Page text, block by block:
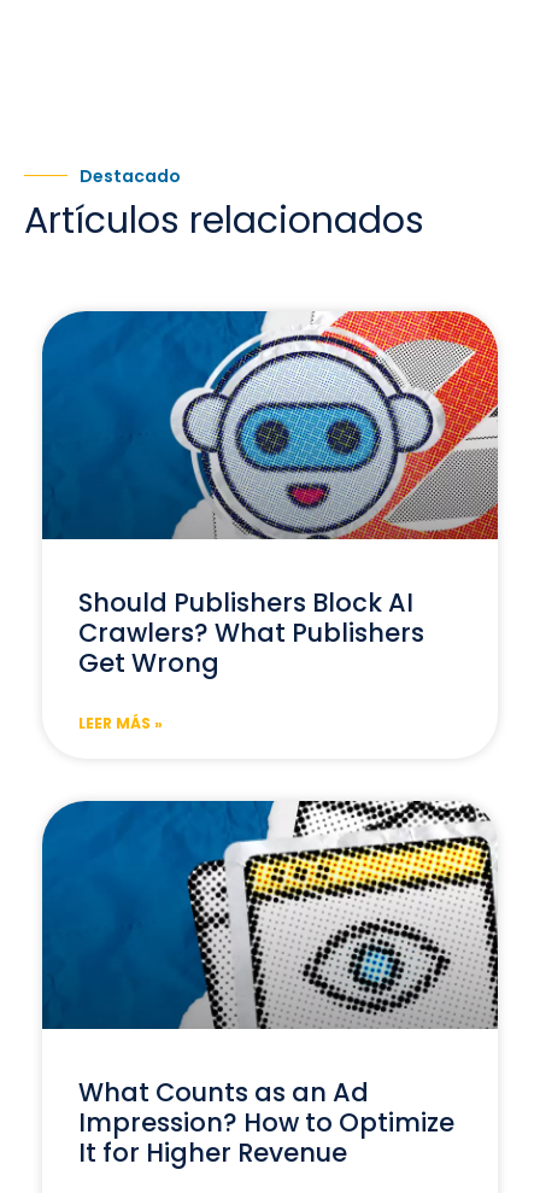
Destacado
Artículos relacionados
Should Publishers Block AI
Crawlers? What Publishers
Get Wrong
LEER MÁS »
What Counts as an Ad
Impression? How to Optimize
It for Higher Revenue